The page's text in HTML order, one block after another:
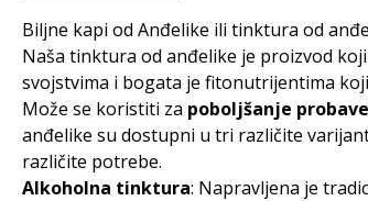
Biljne kapi od Anđelike ili tinktura od
Naša tinktura od anđelike je proizvod
svojstvima i bogata je fitonutrijentima
Može se koristiti za poboljšanje
anđelike su dostupni u tri različite
različite potrebe.
Alkoholna tinktura: Napravljena je